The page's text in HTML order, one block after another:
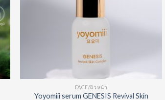
FACE/ผิวหน้า
Yoyomiii serum GENESIS Revival Skin